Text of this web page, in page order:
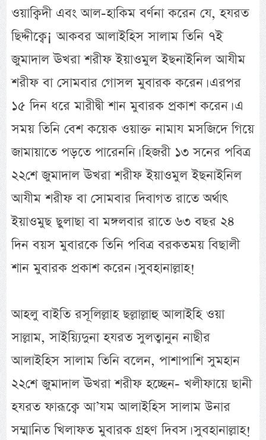
ওয়াক্বিদী এবং আল-হাকিম বর্ণনা করেন যে, হযরত
ছিদ্দীক্বে¡ আকবর আলাইহিস সালাম তিনি ৭ই
জুমাদাল ঊখরা শরীফ ইয়াওমুল ইছনাইনিল আযীম
শরীফ বা সোমবার গোসল মুবারক করেন। এরপর
১৫ দিন ধরে মারীদ্বী শান মুবারক প্রকাশ করেন। এ
সময় তিনি বেশ কয়েক ওয়াক্ত নামায মসজিদে গিয়ে
জামায়াতে পড়তে পারেননি। হিজরী ১৩ সনের পবিত্র
২২শে জুমাদাল ঊখরা শরীফ ইয়াওমুল ইছনাইনিল
আযীম শরীফ বা সোমবার দিবাগত রাতে অর্থাৎ
ইয়াওমুছ ছুলাছা বা মঙ্গলবার রাতে ৬৩ বছর ২৪
দিন বয়স মুবারকে তিনি পবিত্র বরকতময় বিছালী
শান মুবারক প্রকাশ করেন। সুবহানাল্লাহ!
আহলু বাইতি রসূলিল্লাহ ছল্লাল্লাহু আলাইহি ওয়া
সাল্লাম, সাইয়্যিদুনা হযরত সুলত্বানুন নাছীর
আলাইহিস সালাম তিনি বলেন, পাশাপাশি সুমহান
২২শে জুমাদাল ঊখরা শরীফ হচ্ছেন- খলীফায়ে ছানী
হযরত ফারূক্বে আ’যম আলাইহিস সালাম উনার
সম্মানিত খিলাফত মুবারক গ্রহণ দিবস। সুবহানাল্লাহ!